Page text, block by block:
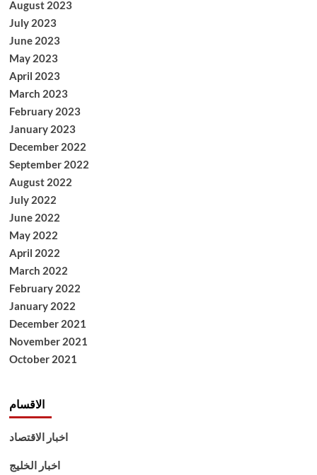
August 2023
July 2023
June 2023
May 2023
April 2023
March 2023
February 2023
January 2023
December 2022
September 2022
August 2022
July 2022
June 2022
May 2022
April 2022
March 2022
February 2022
January 2022
December 2021
November 2021
October 2021
الاقسام
اخبار الاقتصاد
اخبار الخليج